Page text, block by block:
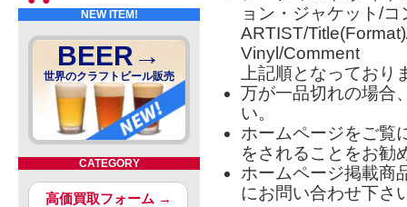
NEW ITEM!
BEER→
世界のクラフトビール販売
CATEGORY
高価買取フォーム →
ョン・ジャケット/
ARTIST/
Vinyl/Comment
上記順となっており
万が一品切れの場合
い。
ホームページをご覧
をされることをお勧
ホームページ掲載商
にお問い合わせ下さ